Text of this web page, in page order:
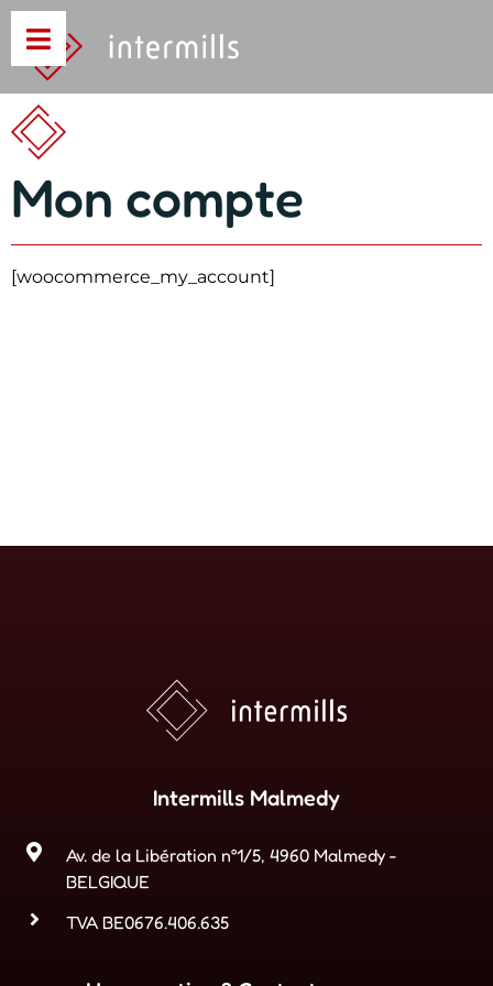
Mon compte
[woocommerce_my_account]
Intermills Malmedy
Av. de la Libération n°1/5, 4960 Malmedy -
BELGIQUE
TVA BE0676.406.635